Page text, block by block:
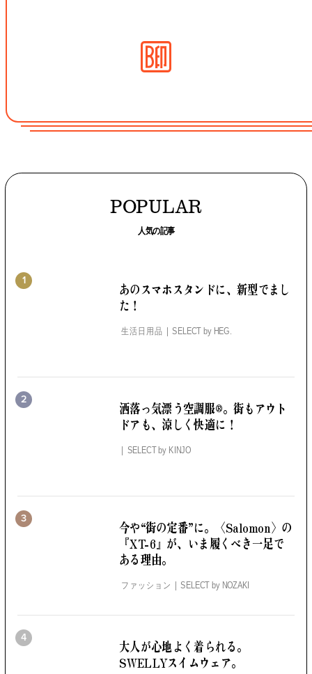
POPULAR
人気の記事
1 あのスマホスタンドに、新型でまし
た！
生活日用品 SELECT by HEG.
2 洒落っ気漂う空調服®。街もアウト
ドアも、涼しく快適に！
SELECT by KINJO
3 今や“街の定番”に。
〈Salomon〉の
『XT-6』が、いま履くべき一足で
ある理由。
ファッション SELECT by NOZAKI
4
大人が心地よく着られる。
SWELLYスイムウェア。